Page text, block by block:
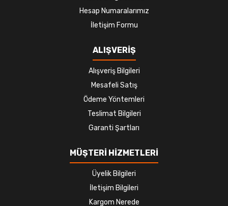
Hesap Numaralarımız
İletişim Formu
ALIŞVERİŞ
Alışveriş Bilgileri
Mesafeli Satış
Ödeme Yöntemleri
Teslimat Bilgileri
Garanti Şartları
MÜŞTERİ HİZMETLERİ
Üyelik Bilgileri
İletişim Bilgileri
Kargom Nerede